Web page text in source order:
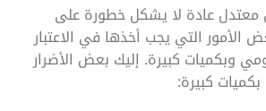
معتدل عادة لا يشكل خطورة على
الأمور التي يجب أخذها في الاعتبار
وبكميات كبيرة. إليك بعض الأضرار
بكميات كبيرة: